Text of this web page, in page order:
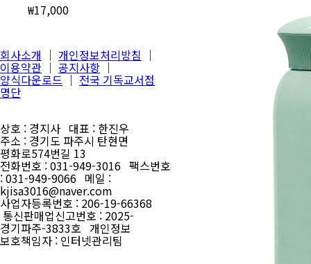
₩17,000
회사소개 │ 개인정보처리방침 │
이용약관 │ 공지사항 │
양식다운로드 │ 전국 기독교서점
명단
상호 : 경지사 대표 : 한진우
주소 : 경기도 파주시 탄현면
평화로574번길 13
전화번호 : 031-949-3016 팩스번호
: 031-949-9066 메일 :
kjisa3016@naver.com
사업자등록번호 : 206-19-66368
통신판매업신고번호 : 2025-
경기파주-3833호 개인정보
보호책임자 : 인터넷관리팀